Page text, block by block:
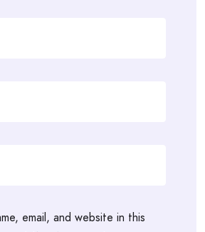
email, and website in this